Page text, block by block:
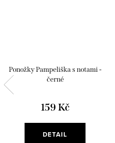
Ponožky Pampeliška s notami -
černé
159 Kč
DETAIL